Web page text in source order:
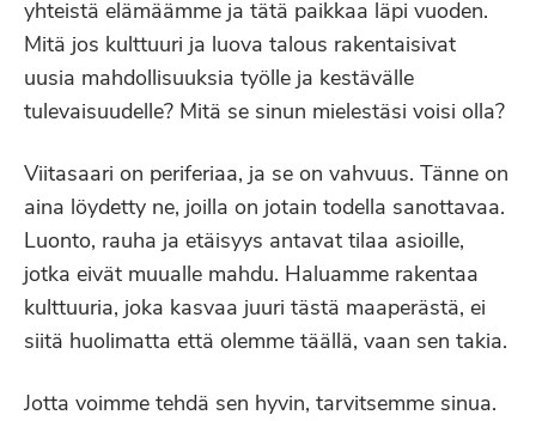
yhteistä elämäämme ja tätä paikkaa läpi vuoden.
Mitä jos kulttuuri ja luova talous rakentaisivat
uusia mahdollisuuksia työlle ja kestävälle
tulevaisuudelle? Mitä se sinun mielestäsi voisi olla?
Viitasaari on periferiaa, ja se on vahvuus. Tänne on
aina löydetty ne, joilla on jotain todella sanottavaa.
Luonto, rauha ja etäisyys antavat tilaa asioille,
jotka eivät muualle mahdu. Haluamme rakentaa
kulttuuria, joka kasvaa juuri tästä maaperästä, ei
siitä huolimatta että olemme täällä, vaan sen takia.
Jotta voimme tehdä sen hyvin, tarvitsemme sinua.